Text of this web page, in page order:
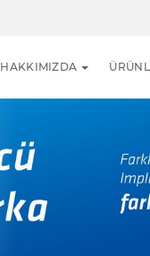
HAKKIMIZDA